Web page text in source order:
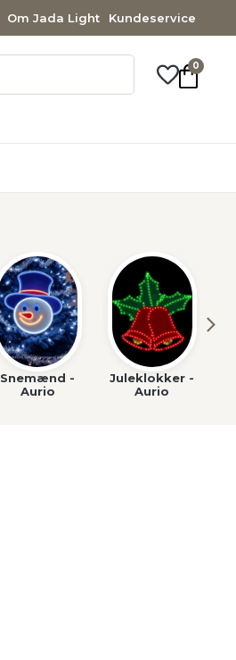
Om Jada Light Kundeservice
0
Snemænd -
Aurio
Juleklokker -
Aurio